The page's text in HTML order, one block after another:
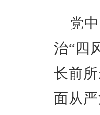
党
治“四
长前
面从